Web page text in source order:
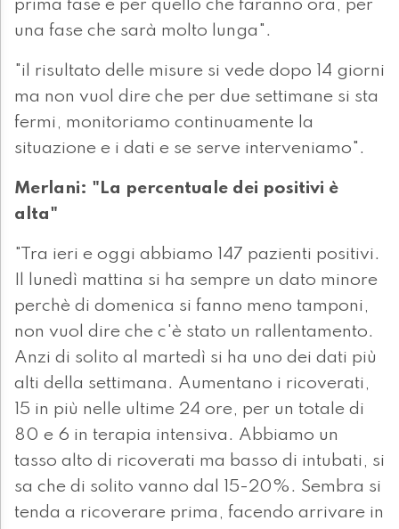
prima fase e per quello che faranno ora, per
una fase che sarà molto lunga".
"il risultato delle misure si vede dopo 14 giorni
ma non vuol dire che per due settimane si sta
fermi, monitoriamo continuamente la
situazione e i dati e se serve interveniamo".
Merlani: "La percentuale dei positivi è
alta"
"Tra ieri e oggi abbiamo 147 pazienti positivi.
Il lunedì mattina si ha sempre un dato minore
perchè di domenica si fanno meno tamponi,
non vuol dire che c'è stato un rallentamento.
Anzi di solito al martedì si ha uno dei dati più
alti della settimana. Aumentano i ricoverati,
15 in più nelle ultime 24 ore, per un totale di
80 e 6 in terapia intensiva. Abbiamo un
tasso alto di ricoverati ma basso di intubati, si
sa che di solito vanno dal 15-20%. Sembra si
tenda a ricoverare prima, facendo arrivare in